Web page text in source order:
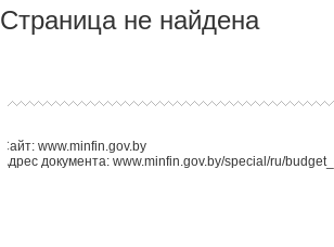
Страница не найдена
Сайт: www.minfin.gov.by
Адрес документа: www.minfin.gov.by/special/ru/